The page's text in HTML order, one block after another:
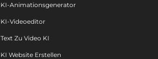
KI-Animationsgenerator
KI-Videoeditor
Text Zu Video KI
KI Website Erstellen